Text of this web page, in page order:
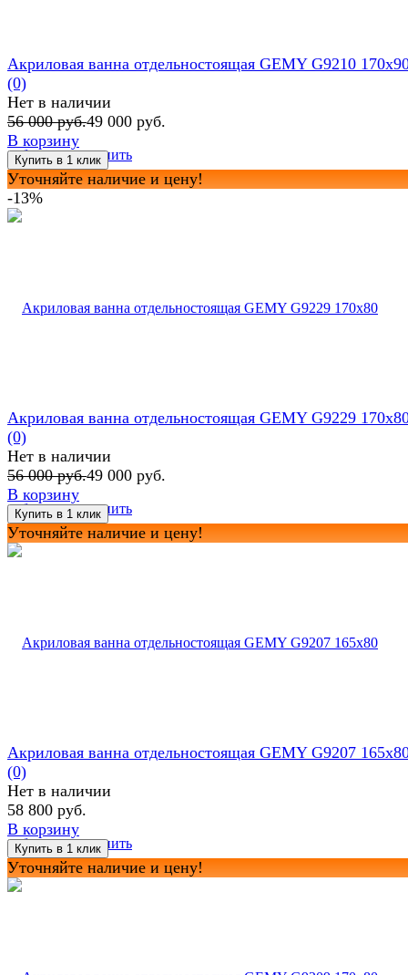
избранное сравнить
Акриловая ванна отдельностоящая GEMY G9210
(0)
Нет в наличии
56 000 руб.49 000 руб.
В корзину
Уточняйте наличие и цену!
-13%
избранное сравнить
Акриловая ванна отдельностоящая GEMY G9229
(0)
Нет в наличии
56 000 руб.49 000 руб.
В корзину
Уточняйте наличие и цену!
избранное сравнить
Акриловая ванна отдельностоящая GEMY G9207
(0)
Нет в наличии
58 800 руб.
В корзину
Уточняйте наличие и цену!